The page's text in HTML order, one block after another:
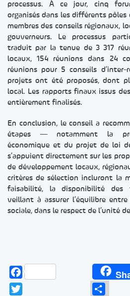
processus. À ce jour, cinq
organisés dans les différents pôles
membres des conseils régionaux,
gouverneurs. Le processus
traduit par la tenue de 3 317
locaux, 154 réunions dans 24
réunions pour 5 conseils
projets ont été proposés, dont
local. Les rapports finaux issus
entièrement finalisés.
En conclusion, le conseil a
étapes — notamment la
économique et du projet de loi
s’appuient directement sur les
de développement locaux,
critères de sélection incluront la
faisabilité, la disponibilité des
veillant à assurer l’équilibre
sociale, dans le respect de l’unité
Facebook